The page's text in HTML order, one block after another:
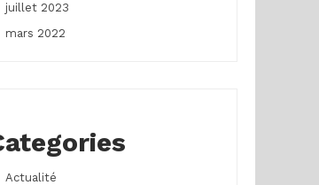
juillet 2023
mars 2022
Actualité